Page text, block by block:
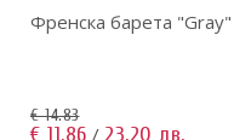
Френска барета "Gray"
€ 14.83
€ 11.86 / 23.20 лв.